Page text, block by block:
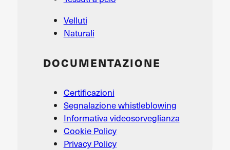
Velluti
Naturali
DOCUMENTAZIONE
Certificazioni
Segnalazione whistleblowing
Informativa videosorveglianza
Cookie Policy
Privacy Policy